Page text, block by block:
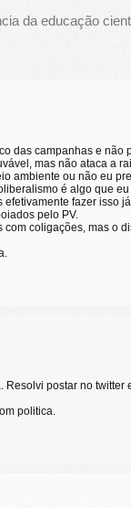
da educação
das campanhas e não
mas não ataca a
ambiente ou não eu
é algo que
fazer isso
pelo PV.
coligações, mas o
postar no twitter
politica.